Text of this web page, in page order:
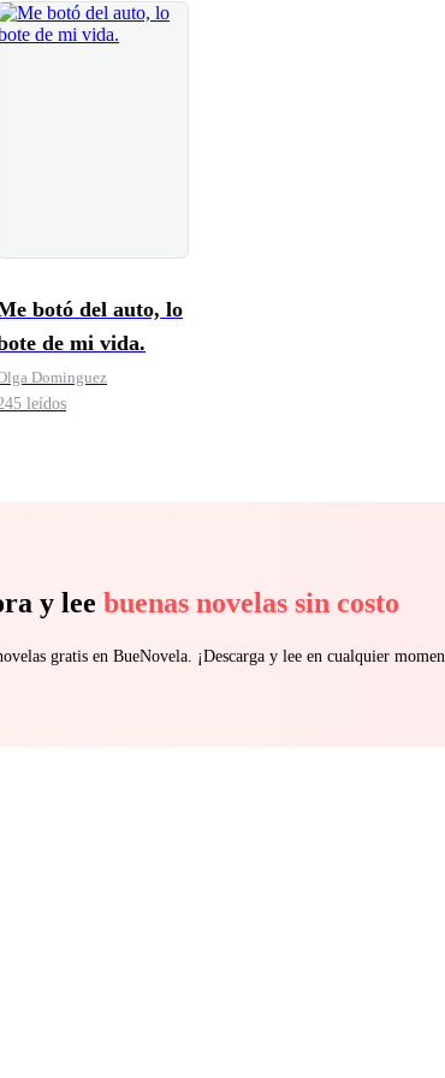
botó del auto, lo
de mi vida.
Dominguez
leídos
y lee buenas novelas sin costo
gratis en BueNovela. ¡Descarga y lee en cualquier